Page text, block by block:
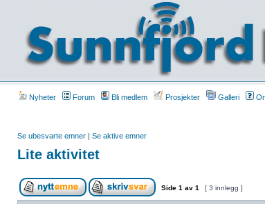
Nyheter Forum Bli medlem Prosjekter Galleri
Se ubesvarte emner | Se aktive emner
Lite aktivitet
Side 1 av 1 [ 3 innlegg ]